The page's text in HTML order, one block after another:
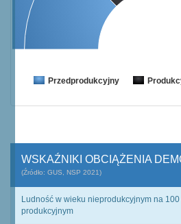
Przedprodukcyjny
WSKAŹNIKI OBCIĄŻENIA
(Źródło: GUS, NSP 2021)
Ludność w wieku nieprodukcyjnym na
produkcyjnym